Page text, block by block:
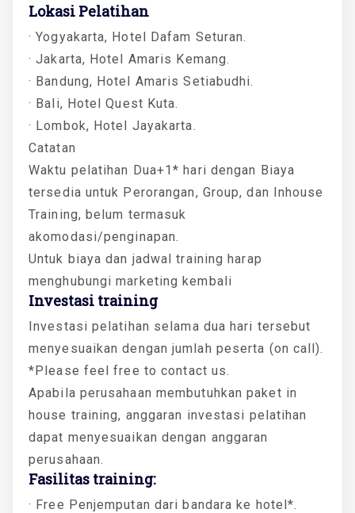
Lokasi Pelatihan
· Yogyakarta, Hotel Dafam Seturan.
· Jakarta, Hotel Amaris Kemang.
· Bandung, Hotel Amaris Setiabudhi.
· Bali, Hotel Quest Kuta.
· Lombok, Hotel Jayakarta.
Catatan
Waktu pelatihan Dua+1* hari dengan Biaya
tersedia untuk Perorangan, Group, dan Inhouse
Training, belum termasuk
akomodasi/penginapan.
Untuk biaya dan jadwal training harap
menghubungi marketing kembali
Investasi training
Investasi pelatihan selama dua hari tersebut
menyesuaikan dengan jumlah peserta (on call).
*Please feel free to contact us.
Apabila perusahaan membutuhkan paket in
house training, anggaran investasi pelatihan
dapat menyesuaikan dengan anggaran
perusahaan.
Fasilitas training:
· Free Penjemputan dari bandara ke hotel*.